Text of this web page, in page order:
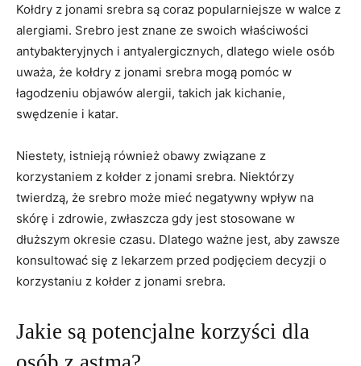
Kołdry z ⁤jonami srebra ‌są coraz popularniejsze w walce ‌z
alergiami. Srebro ‍jest ‍znane ze⁢ swoich właściwości
antybakteryjnych‍ i antyalergicznych, dlatego wiele​ osób
uważa, że kołdry z jonami srebra mogą pomóc w ​
łagodzeniu objawów alergii, ⁢takich‌ jak kichanie,
swędzenie ⁣i katar.
Niestety, istnieją również obawy związane z
korzystaniem ‍z kołder z jonami srebra. ⁣Niektórzy‍
twierdzą, że srebro może mieć ‍negatywny wpływ na​
skórę⁣ i zdrowie, zwłaszcza gdy ‍jest stosowane w‍
dłuższym okresie czasu. Dlatego⁤ ważne jest, aby zawsze
konsultować się z lekarzem ​przed podjęciem ​decyzji o​
korzystaniu z kołder z jonami srebra.
Jakie są potencjalne ⁢korzyści dla